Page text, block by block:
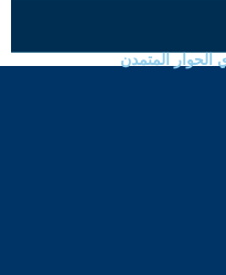
الحوار المتمدن